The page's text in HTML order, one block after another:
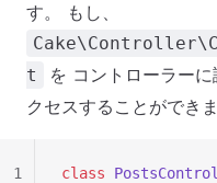
す。 もし、
t
を コントローラー
クセスすることができ
class
1